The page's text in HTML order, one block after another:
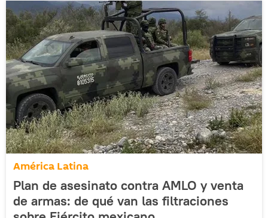
América Latina
Plan de asesinato contra AMLO y venta
de armas: de qué van las filtraciones